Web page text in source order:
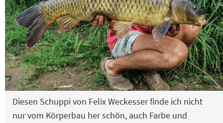
Diesen Schuppi von Felix Weckesser finde ich nicht
nur vom Körperbau her schön, auch Farbe und